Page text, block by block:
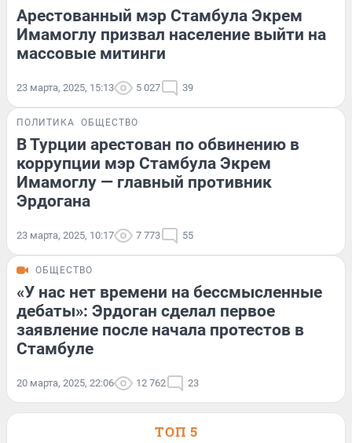
Арестованный мэр Стамбула Экрем
Имамоглу призвал население выйти на
массовые митинги
23 марта, 2025, 15:13 5 027 39
ПОЛИТИКА ОБЩЕСТВО
В Турции арестован по обвинению в
коррупции мэр Стамбула Экрем
Имамоглу — главный противник
Эрдогана
23 марта, 2025, 10:17 7 773 55
ОБЩЕСТВО
«У нас нет времени на бессмысленные
дебаты»: Эрдоган сделал первое
заявление после начала протестов в
Стамбуле
20 марта, 2025, 22:06 12 762 23
ТОП 5